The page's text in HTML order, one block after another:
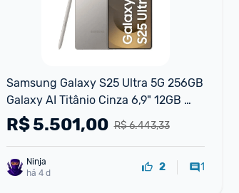
Samsung Galaxy S25 Ultra 5G 256GB
Galaxy AI Titânio Cinza 6,9" 12GB
RAM Câm Quádrupla
200+50+10+50MP Bateria 5000mAh
R$ 6.443,33
R$5.501,00
há 4 d
2 1